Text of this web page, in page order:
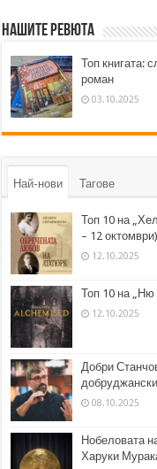
Нашите ревюта
Топ книгата:
роман
03.10.2025
Най-нови Тагове
Топ 10 на
– 12 октомври)
12.10.2025
Топ 10 на „Ню
12.10.2025
Добри
08.10.2025
Нобеловата
Харуки